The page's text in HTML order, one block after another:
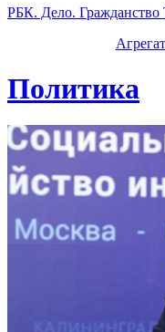
РБК. Дело. Гражданство
Политика